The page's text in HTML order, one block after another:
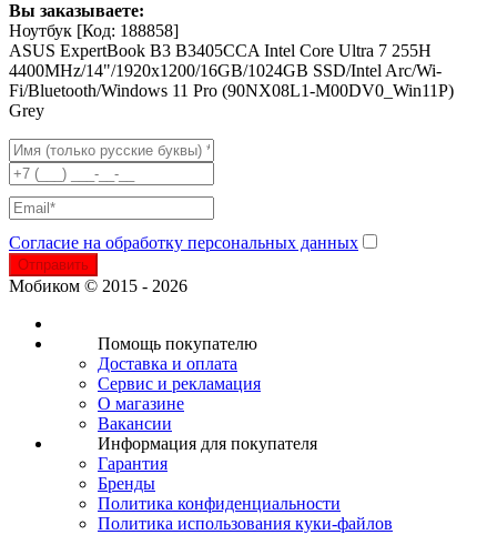
Вы заказываете:
Ноутбук [Код: 188858]
ASUS ExpertBook B3 B3405CCA Intel Core Ultra 7 255H
4400MHz/14"/1920x1200/16GB/1024GB SSD/Intel Arc/Wi-
Fi/Bluetooth/Windows 11 Pro (90NX08L1-M00DV0_Win11P)
Grey
Согласие на обработку персональных данных
Отправить
Мобиком © 2015 - 2026
Помощь покупателю
Доставка и оплата
Сервис и рекламация
О магазине
Вакансии
Информация для покупателя
Гарантия
Бренды
Политика конфиденциальности
Политика использования куки-файлов